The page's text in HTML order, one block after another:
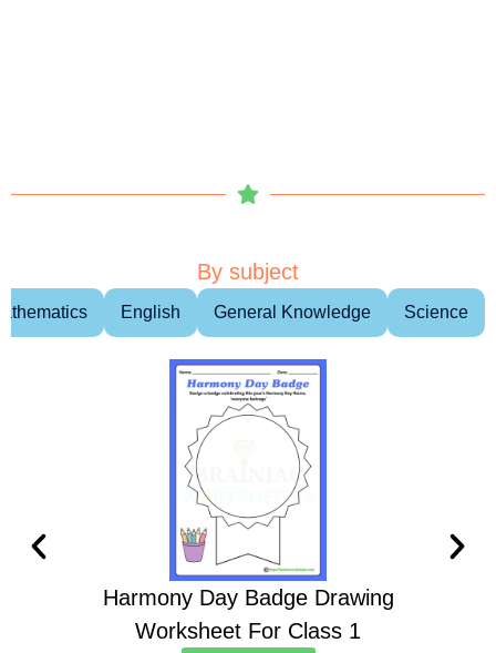
By subject
English General Knowledge Science
Harmony Day Badge Drawing
Worksheet For Class 1